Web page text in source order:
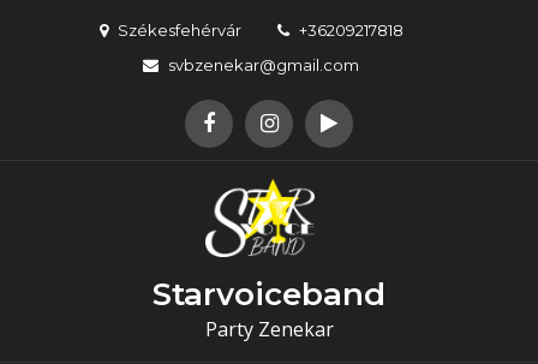
Székesfehérvár
+36209217818
svbzenekar@gmail.com
Starvoiceband
Party Zenekar